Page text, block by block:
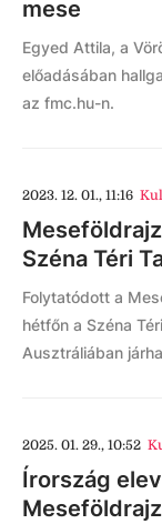
mese
Egyed Attila, a
előadásában
az fmc.hu-n.
2023. 12. 01., 11:16
Széna Téri
Folytatódott a
hétfőn a Széna
Ausztráliában
2025. 01. 29., 10:52
Írország